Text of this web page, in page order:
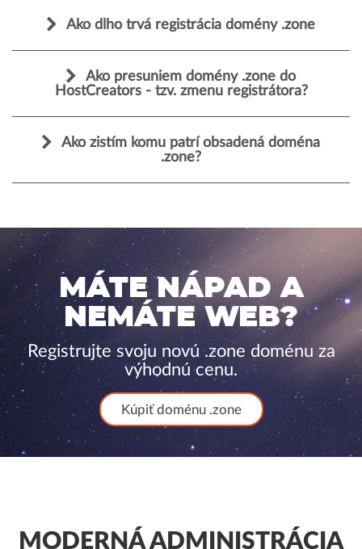
Ako dlho trvá registrácia domény .zone
Ako presuniem domény .zone do
HostCreators - tzv. zmenu registrátora?
Ako zistím komu patrí obsadená doména
.zone?
MÁTE NÁPAD A
NEMÁTE WEB?
Registrujte svoju novú .zone doménu za
výhodnú cenu.
Kúpiť doménu .zone
MODERNÁ ADMINISTRÁCIA